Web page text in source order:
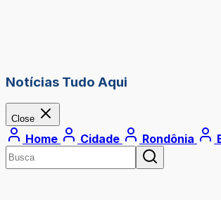
Notícias Tudo Aqui
Close
Home Cidade Rondônia